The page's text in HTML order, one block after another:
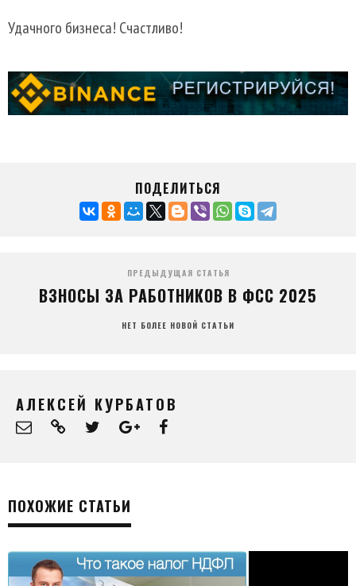
Удачного бизнеса! Счастливо!
ПОДЕЛИТЬСЯ
ПРЕДЫДУЩАЯ СТАТЬЯ
ВЗНОСЫ ЗА РАБОТНИКОВ В ФСС 2025
НЕТ БОЛЕЕ НОВОЙ СТАТЬИ
АЛЕКСЕЙ КУРБАТОВ
ПОХОЖИЕ СТАТЬИ